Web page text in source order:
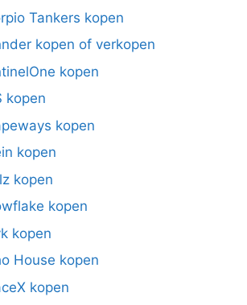
Tankers kopen
kopen of verkopen
kopen
kopen
kopen
kopen
kopen
kopen
kopen
House kopen
kopen